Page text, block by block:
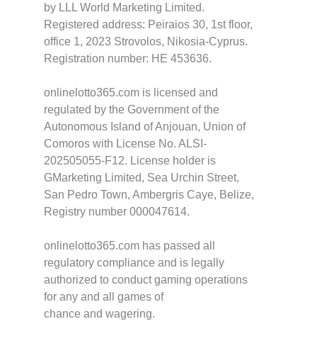
by LLL World Marketing Limited.
Registered address: Peiraios 30, 1st floor,
office 1, 2023 Strovolos, Nikosia-Cyprus.
Registration number: HE 453636.
onlinelotto365.com is licensed and
regulated by the Government of the
Autonomous Island of Anjouan, Union of
Comoros with License No. ALSI-
202505055-F12. License holder is
GMarketing Limited, Sea Urchin Street,
San Pedro Town, Ambergris Caye, Belize,
Registry number 000047614.
onlinelotto365.com has passed all
regulatory compliance and is legally
authorized to conduct gaming operations
for any and all games of
chance and wagering.